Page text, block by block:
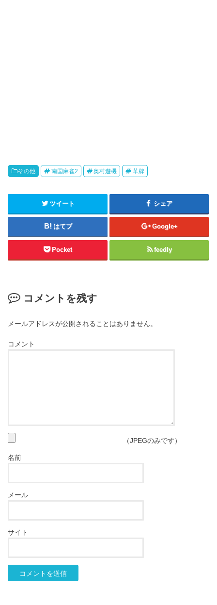
その他 南国麻雀2 奥村遊機 華牌
ツイート シェア
はてブ Google+
Pocket feedly
コメントを残す
メールアドレスが公開されることはありません。
コメント
（JPEGのみです）
名前
メール
サイト